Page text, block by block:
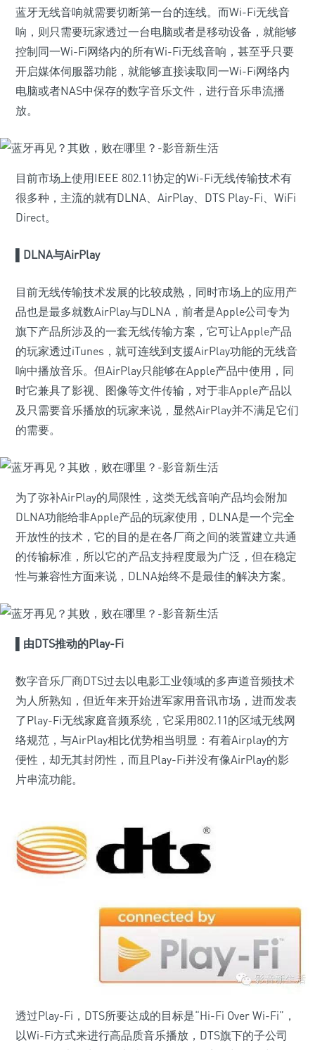
蓝牙无线音响就需要切断第一台的连线。而Wi-Fi无线音
响，则只需要玩家透过一台电脑或者是移动设备，就能够
控制同一Wi-Fi网络内的所有Wi-Fi无线音响，甚至乎只要
开启媒体伺服器功能，就能够直接读取同一Wi-Fi网络内
电脑或者NAS中保存的数字音乐文件，进行音乐串流播
放。
目前市场上使用IEEE 802.11协定的Wi-Fi无线传输技术有
很多种，主流的就有DLNA、AirPlay、DTS Play-Fi、WiFi
Direct。
▌DLNA与AirPlay
目前无线传输技术发展的比较成熟，同时市场上的应用产
品也是最多就数AirPlay与DLNA，前者是Apple公司专为
旗下产品所涉及的一套无线传输方案，它可让Apple产品
的玩家透过iTunes，就可连线到支援AirPlay功能的无线音
响中播放音乐。但AirPlay只能够在Apple产品中使用，同
时它兼具了影视、图像等文件传输，对于非Apple产品以
及只需要音乐播放的玩家来说，显然AirPlay并不满足它们
的需要。
为了弥补AirPlay的局限性，这类无线音响产品均会附加
DLNA功能给非Apple产品的玩家使用，DLNA是一个完全
开放性的技术，它的目的是在各厂商之间的装置建立共通
的传输标准，所以它的产品支持程度最为广泛，但在稳定
性与兼容性方面来说，DLNA始终不是最佳的解决方案。
▌由DTS推动的Play-Fi
数字音乐厂商DTS过去以电影工业领域的多声道音频技术
为人所熟知，但近年来开始进军家用音讯市场，进而发表
了Play-Fi无线家庭音频系统，它采用802.11的区域无线网
络规范，与AirPlay相比优势相当明显：有着Airplay的方
便性，却无其封闭性，而且Play-Fi并没有像AirPlay的影
片串流功能。
透过Play-Fi，DTS所要达成的目标是“Hi-Fi Over Wi-Fi”，
以Wi-Fi方式来进行高品质音乐播放，DTS旗下的子公司